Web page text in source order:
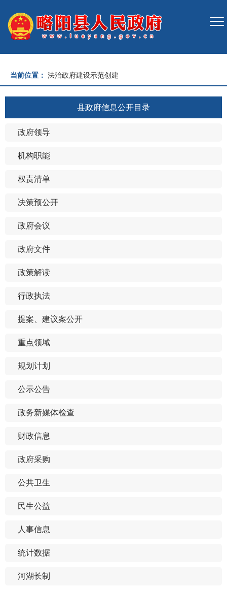
当前位置： 法治政府建设示范创建
县政府信息公开目录
政府领导
机构职能
权责清单
决策预公开
政府会议
政府文件
政策解读
行政执法
提案、建议案公开
重点领域
规划计划
公示公告
政务新媒体检查
财政信息
政府采购
公共卫生
民生公益
人事信息
统计数据
河湖长制